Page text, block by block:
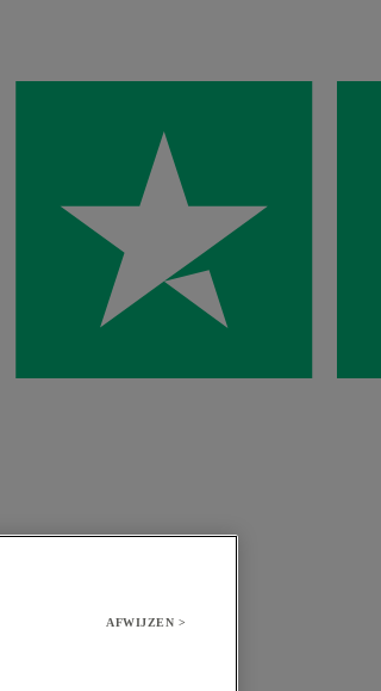
AFWIJZEN >